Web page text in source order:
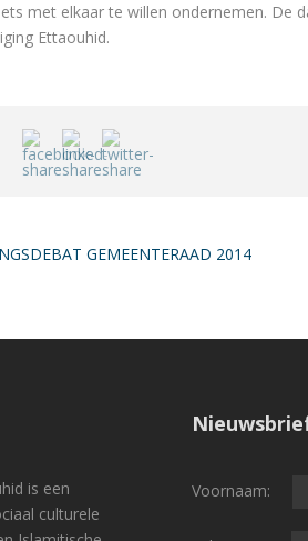
met elkaar te willen ondernemen. De
Ettaouhid.
GEMEENTERAAD 2014
is een
culturele
Voornaam: